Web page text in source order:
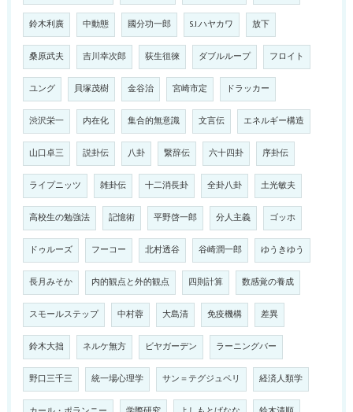
鈴木利廣 中動態 國分功一郎 S.I.ハヤカワ 放下
桑原武夫 吉川幸次郎 荻生徂徠 ダブルループ フロイト
ユング 貝塚茂樹 金谷治 宮崎市定 ドラッカー
渋沢栄一 内在化 集合的無意識 文言伝 エネルギー構造
山口卓三 説卦伝 八卦 繋辞伝 六十四卦 序卦伝
ライプニッツ 雑卦伝 十二消長卦 全卦八卦 土光敏夫
高校生の勉強法 記憶術 平野啓一郎 分人主義 ゴッホ
ドゥルーズ フーコー 北村透谷 谷崎潤一郎 ゆうきゆう
長月みそか 内的観点と外的観点 四則計算 数感覚の養成
スモールステップ 中村蓉 大島清 免疫機構 差異
鈴木大拙 ネルケ無方 ビヤガーデン ラーニングバー
野口三千三 統一場心理学 サン＝テグジュペリ 経済人類学